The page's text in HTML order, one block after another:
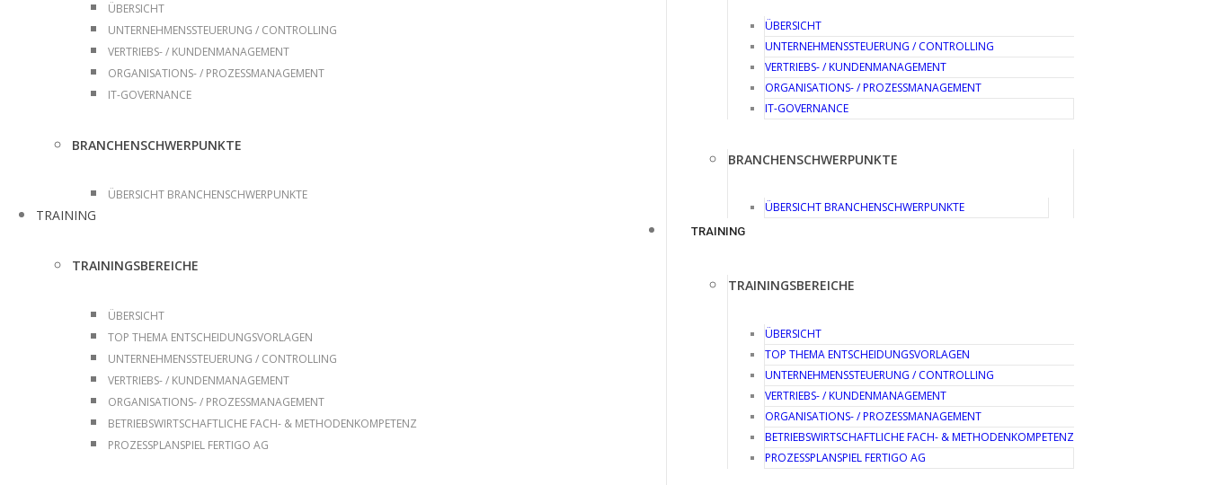
ÜBERSICHT
UNTERNEHMENSSTEUERUNG / CONTROLLING
VERTRIEBS- / KUNDENMANAGEMENT
ORGANISATIONS- / PROZESSMANAGEMENT
IT-GOVERNANCE
BRANCHENSCHWERPUNKTE
ÜBERSICHT BRANCHENSCHWERPUNKTE
TRAINING
TRAININGSBEREICHE
ÜBERSICHT
TOP THEMA ENTSCHEIDUNGSVORLAGEN
UNTERNEHMENSSTEUERUNG / CONTROLLING
VERTRIEBS- / KUNDENMANAGEMENT
ORGANISATIONS- / PROZESSMANAGEMENT
BETRIEBSWIRTSCHAFTLICHE FACH- & METHODENKOMPETENZ
PROZESSPLANSPIEL FERTIGO AG
ÜBERSICHT
UNTERNEHMENSSTEUERUNG / CONTROLLING
VERTRIEBS- / KUNDENMANAGEMENT
ORGANISATIONS- / PROZESSMANAGEMENT
IT-GOVERNANCE
BRANCHENSCHWERPUNKTE
ÜBERSICHT BRANCHENSCHWERPUNKTE
TRAINING
TRAININGSBEREICHE
ÜBERSICHT
TOP THEMA ENTSCHEIDUNGSVORLAGEN
UNTERNEHMENSSTEUERUNG / CONTROLLING
VERTRIEBS- / KUNDENMANAGEMENT
ORGANISATIONS- / PROZESSMANAGEMENT
BETRIEBSWIRTSCHAFTLICHE FACH- & METHODENKOMPETENZ
PROZESSPLANSPIEL FERTIGO AG